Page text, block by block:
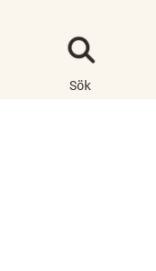
Sök